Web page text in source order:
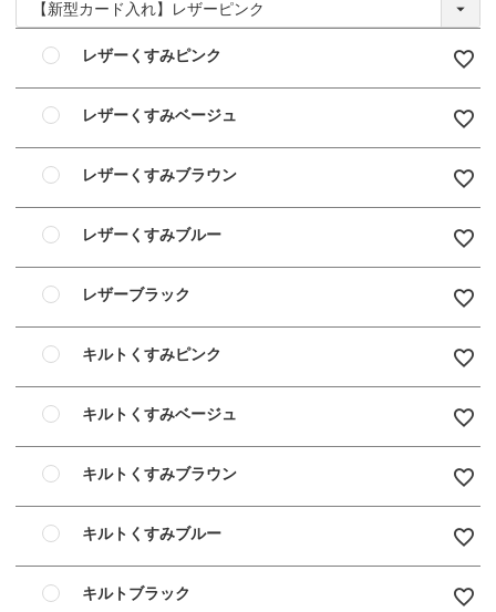
レザーくすみピンク
レザーくすみベージュ
レザーくすみブラウン
レザーくすみブルー
レザーブラック
キルトくすみピンク
キルトくすみベージュ
キルトくすみブラウン
キルトくすみブルー
キルトブラック